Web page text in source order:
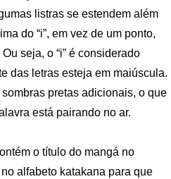
listras se estendem além
do “i”, em vez de um ponto,
seja, o “i” é considerado
das letras esteja em maiúscula.
pretas adicionais, o que
está pairando no ar.
o título do mangá no
alfabeto katakana para que